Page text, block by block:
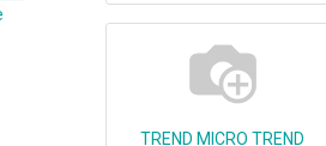
TREND MICRO TREND